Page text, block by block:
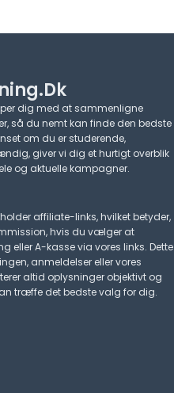
dig med at sammenligne
så du nemt kan finde den bedste
om du er studerende,
giver vi dig et hurtigt overblik
og aktuelle kampagner.​
affiliate-links, hvilket betyder,
hvis du vælger at
eller A-kasse via vores links. Dette
anmeldelser eller vores
altid oplysninger objektivt og
træffe det bedste valg for dig.